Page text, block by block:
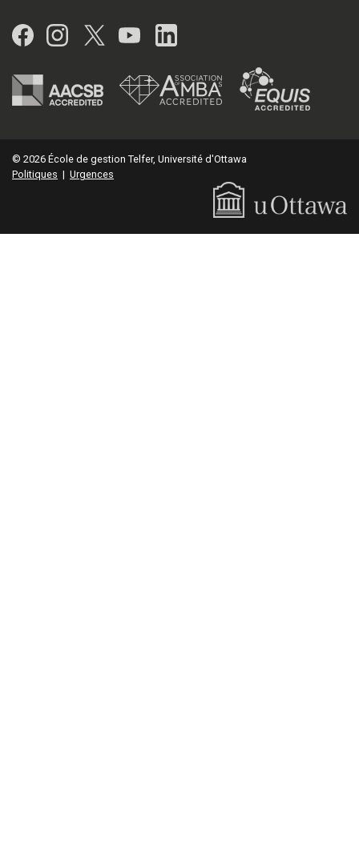
Facebook
Instagram
Twitter
YouTubeLinkedIn
© 2026 École de gestion Telfer, Université d'Ottawa
Politiques | Urgences